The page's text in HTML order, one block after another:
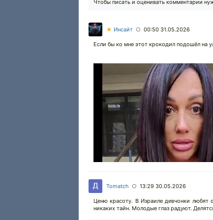
Чтобы писать и оценивать комментарии
★ Инсайт ○ 00:50 31.05.2026
Если бы ко мне этот крокодил подошёл на
Tomatch ○ 13:29 30.05.2026
Ценю красоту. В Израиле девчонки любят
никаких тайн. Молодые глаз радуют.